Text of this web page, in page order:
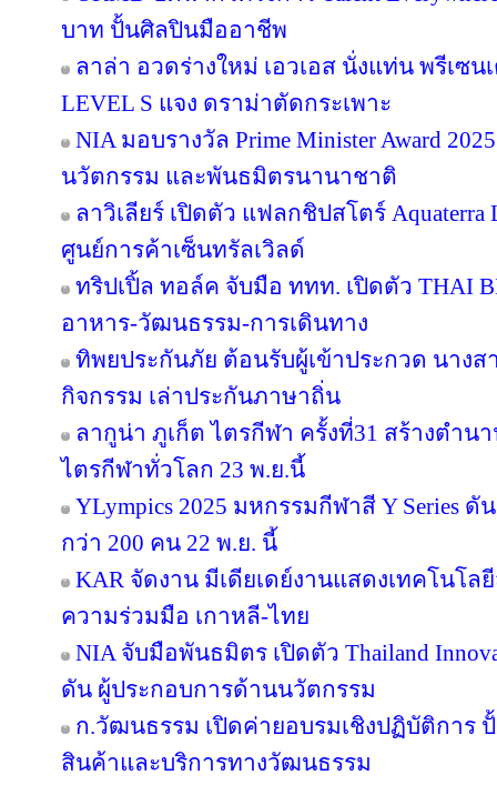
บาท ปั้นศิลปินมืออาชีพ
ลาล่า อวดร่างใหม่ เอวเอส นั่งแท่น พรีเซ
LEVEL S แจง ดราม่าตัดกระเพาะ
NIA มอบรางวัล Prime Minister Award
นวัตกรรม และพันธมิตรนานาชาติ
ลาวิเลียร์ เปิดตัว แฟลกชิปสโตร์
ศูนย์การค้าเซ็นทรัลเวิลด์
ทริปเปิ้ล ทอล์ค จับมือ ททท. เปิดตัว THAI
อาหาร-วัฒนธรรม-การเดินทาง
ทิพยประกันภัย ต้อนรับผู้เข้าประกวด นางส
กิจกรรม เล่าประกันภาษาถิ่น
ลากูน่า ภูเก็ต ไตรกีฬา ครั้งที่31 สร้างตำ
ไตรกีฬาทั่วโลก 23 พ.ย.นี้
YLympics 2025 มหกรรมกีฬาสี Y Series
กว่า 200 คน 22 พ.ย. นี้
KAR จัดงาน มีเดียเดย์งานแสดงเทคโนโ
ความร่วมมือ เกาหลี-ไทย
NIA จับมือพันธมิตร เปิดตัว Thailand
ดัน ผู้ประกอบการด้านนวัตกรรม
ก.วัฒนธรรม เปิดค่ายอบรมเชิงปฏิบัติการ
สินค้าและบริการทางวัฒนธรรม